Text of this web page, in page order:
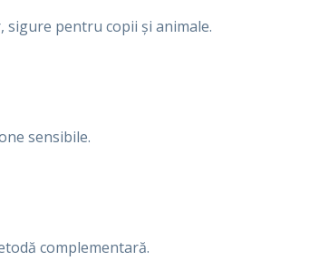
sigure pentru copii și animale.
sensibile.
complementară.